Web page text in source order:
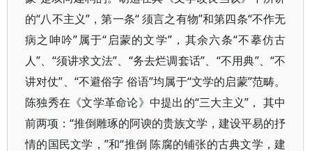
的“八不主义”，第一条“ 须言之有物”和第四条“不作无
病之呻吟”属于“启蒙的文学”，其余六条“不摹仿古
人”、“须讲求文法”、“务去烂调套话”、“不用典”、“不
讲对仗”、“不避俗字 俗语”均属于“文学的启蒙”范畴。
陈独秀在《文学革命论》中提出的“三大主义”， 其中
前两项：“推倒雕琢的阿谀的贵族文学，建设平易的抒
情的国民文学，”和“推倒 陈腐的铺张的古典文学，建